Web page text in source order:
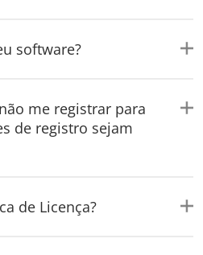
software?
me registrar para
de registro sejam
de Licença?